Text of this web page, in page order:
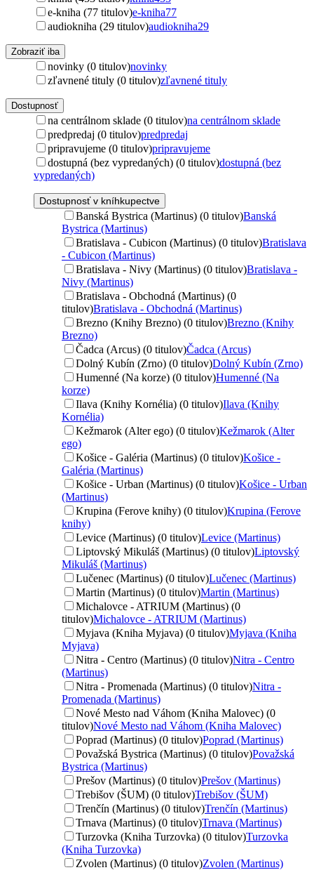
e-kniha (77 titulov)e-kniha77
audiokniha (29 titulov)audiokniha29
Zobraziť iba
novinky (0 titulov)novinky
zľavnené tituly (0 titulov)zľavnené tituly
Dostupnosť
na centrálnom sklade (0 titulov)na centrálnom sklade
predpredaj (0 titulov)predpredaj
pripravujeme (0 titulov)pripravujeme
dostupná (bez vypredaných) (0 titulov)dostupná (bez
vypredaných)
Dostupnosť v kníhkupectve
Banská Bystrica (Martinus) (0 titulov)Banská
Bystrica (Martinus)
Bratislava - Cubicon (Martinus) (0 titulov)Bratislava
- Cubicon (Martinus)
Bratislava - Nivy (Martinus) (0 titulov)Bratislava -
Nivy (Martinus)
Bratislava - Obchodná (Martinus) (0
titulov)Bratislava - Obchodná (Martinus)
Brezno (Knihy Brezno) (0 titulov)Brezno (Knihy
Brezno)
Čadca (Arcus) (0 titulov)Čadca (Arcus)
Dolný Kubín (Zrno) (0 titulov)Dolný Kubín (Zrno)
Humenné (Na korze) (0 titulov)Humenné (Na
korze)
Ilava (Knihy Kornélia) (0 titulov)Ilava (Knihy
Kornélia)
Kežmarok (Alter ego) (0 titulov)Kežmarok (Alter
ego)
Košice - Galéria (Martinus) (0 titulov)Košice -
Galéria (Martinus)
Košice - Urban (Martinus) (0 titulov)Košice - Urban
(Martinus)
Krupina (Ferove knihy) (0 titulov)Krupina (Ferove
knihy)
Levice (Martinus) (0 titulov)Levice (Martinus)
Liptovský Mikuláš (Martinus) (0 titulov)Liptovský
Mikuláš (Martinus)
Lučenec (Martinus) (0 titulov)Lučenec (Martinus)
Martin (Martinus) (0 titulov)Martin (Martinus)
Michalovce - ATRIUM (Martinus) (0
titulov)Michalovce - ATRIUM (Martinus)
Myjava (Kniha Myjava) (0 titulov)Myjava (Kniha
Myjava)
Nitra - Centro (Martinus) (0 titulov)Nitra - Centro
(Martinus)
Nitra - Promenada (Martinus) (0 titulov)Nitra -
Promenada (Martinus)
Nové Mesto nad Váhom (Kniha Malovec) (0
titulov)Nové Mesto nad Váhom (Kniha Malovec)
Poprad (Martinus) (0 titulov)Poprad (Martinus)
Považská Bystrica (Martinus) (0 titulov)Považská
Bystrica (Martinus)
Prešov (Martinus) (0 titulov)Prešov (Martinus)
Trebišov (ŠUM) (0 titulov)Trebišov (ŠUM)
Trenčín (Martinus) (0 titulov)Trenčín (Martinus)
Trnava (Martinus) (0 titulov)Trnava (Martinus)
Turzovka (Kniha Turzovka) (0 titulov)Turzovka
(Kniha Turzovka)
Zvolen (Martinus) (0 titulov)Zvolen (Martinus)